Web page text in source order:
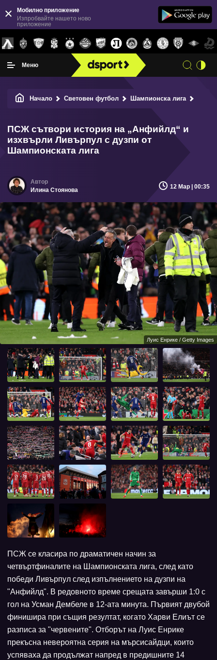
Мобилно приложение
Изпробвайте нашето ново
приложение
Меню
Начало Световен футбол Шампионска лига
ПСЖ сътвори история на „Анфийлд“ и
изхвърли Ливърпул с дузпи от
Шампионската лига
Илина Стоянова 12 Мар | 00:35
Луис Енрике / Getty Images
ПСЖ се класира по драматичен начин за
четвъртфиналите на Шампионската лига, след като
победи Ливърпул след изпълнението на дузпи на
"Анфийлд". В редовното време срещата завърши 1:0 с
гол на Усман Дембеле в 12-ата минута. Първият двубой
финишира при същия резултат, когато Харви Елиът се
разписа за "червените". Отборът на Луис Енрике
прекъсна невероятна серия на мърсисайдци, които
успяваха да продължат напред в предишните 14